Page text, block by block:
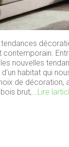
contemporain.
nouvelles
habitat qui
de décoration,
brut,... Lire